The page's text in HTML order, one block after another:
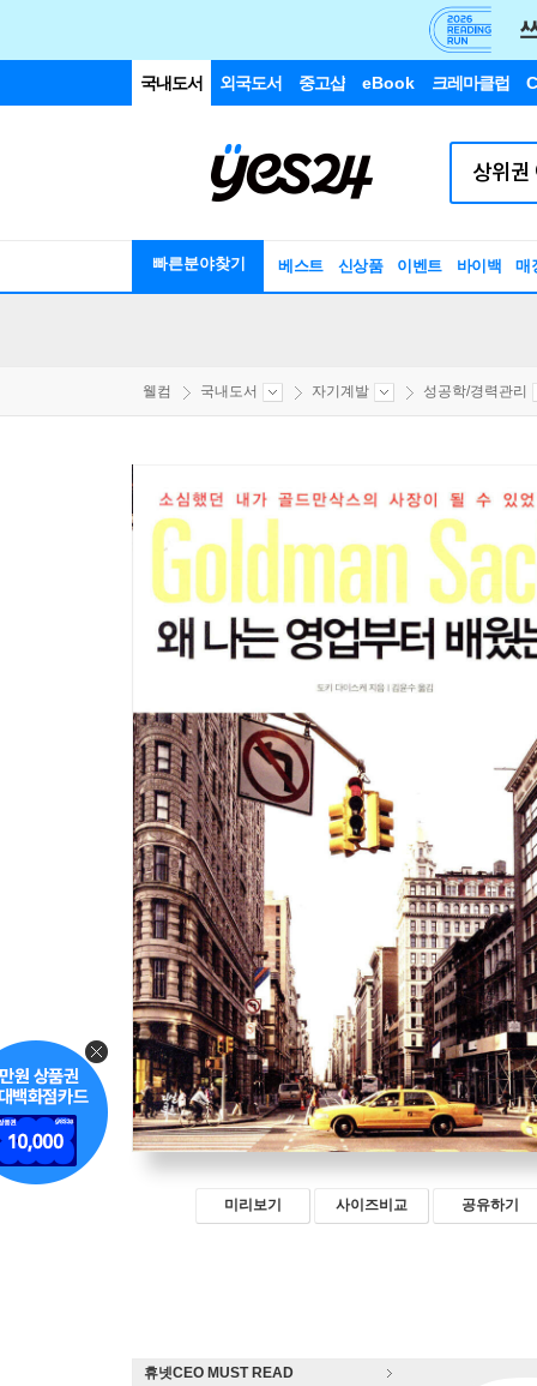
국내도서 외국도서 중고샵 eBook 크레마클럽
빠른분야찾기 베스트 신상품 이벤트 바이백 매
웰컴 국내도서 자기계발 성공학/경력관리
미리보기 사이즈비교 공유하기
휴넷CEO MUST READ